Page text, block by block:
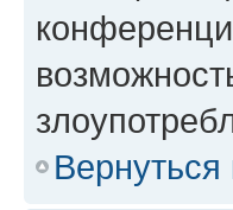
Вернуться